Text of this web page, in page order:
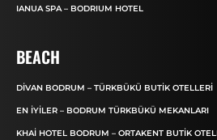
IANUA SPA – BODRIUM HOTEL
BEACH
DIVAN BODRUM – TÜRKBÜKÜ BUTIK OTELLERI
EN İYILER – BODRUM TÜRKBÜKÜ MEKANLARI
KHAI HOTEL BODRUM – ORTAKENT BUTIK